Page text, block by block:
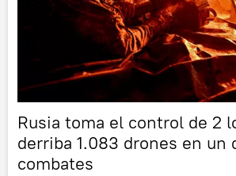
Rusia toma el control de 2
derriba 1.083 drones en un
combates